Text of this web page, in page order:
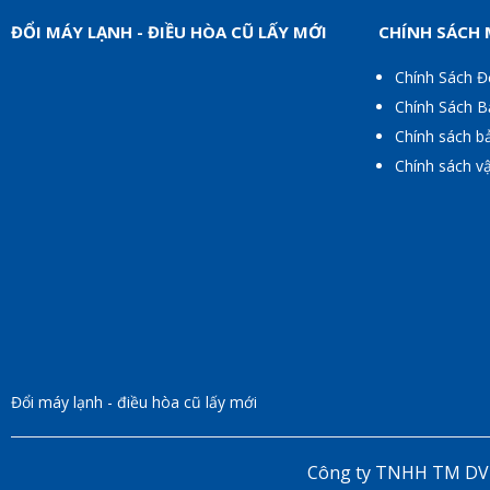
ĐỔI MÁY LẠNH - ĐIỀU HÒA CŨ LẤY MỚI CHÍNH SÁCH
Chính Sách
Chính Sách
Chính sách
Chính sách
Đổi máy lạnh - điều hòa cũ lấy mới
Công ty TNHH TM